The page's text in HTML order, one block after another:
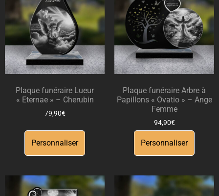
Plaque funéraire Lueur
« Eternae » – Cherubin
79,90€
Personnaliser
Plaque funéraire Arbre à
Papillons « Ovatio » – Ange
Femme
94,90€
Personnaliser